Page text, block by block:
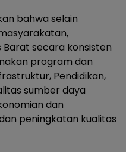
bahwa selain
secara konsisten
program dan
Pendidikan,
sumber daya
dan
peningkatan kualitas